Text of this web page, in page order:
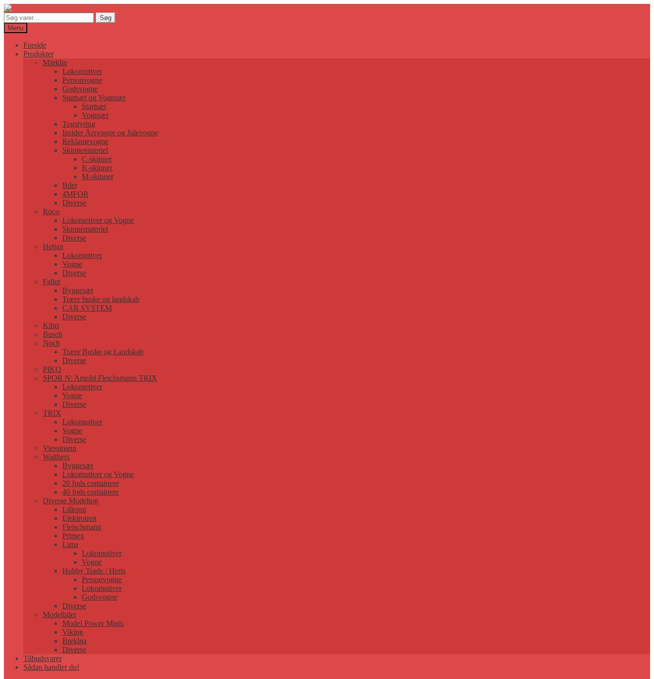
Søg
efter:
Søg
Menu
Forside
Produkter
Märklin
Lokomotiver
Personvogne
Godsvogne
Startsæt og Vognsæt
Startsæt
Vognsæt
Togstyring
Insider Årsvogne og Julevogne
Reklamevogne
Skinnemateriel
C-skinner
K-skinner
M-skinner
Biler
4MFOR
Diverse
Roco
Lokomotiver og Vogne
Skinnemateriel
Diverse
Heljan
Lokomotiver
Vogne
Diverse
Faller
Byggesæt
Træer buske og landskab
CAR SYSTEM
Diverse
Kibri
Busch
Noch
Træer Buske og Landskab
Diverse
PIKO
SPOR N: Arnold Fleichsmann TRIX
Lokomotiver
Vogne
Diverse
TRIX
Lokomotiver
Vogne
Diverse
Viessmann
Walthers
Byggesæt
Lokomotiver og Vogne
20 fods containere
40 fods containere
Diverse Modeltog
Lilleput
Elektrotren
Fleischmann
Primex
Lima
Lokomotiver
Vogne
Hobby Trade / Heris
Personvogne
Lokomotiver
Godsvogne
Diverse
Modelbiler
Model Power Minis
Viking
Brekina
Diverse
Tilbudsvarer
Sådan handler du!